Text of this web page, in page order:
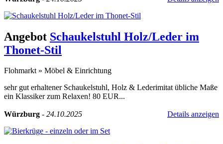
Angebot Schaukelstuhl Holz/Leder im
Thonet-Stil
Flohmarkt » Möbel & Einrichtung
sehr gut erhaltener Schaukelstuhl, Holz & Lederimitat übliche Maße
ein Klassiker zum Relaxen! 80 EUR...
Würzburg - 24.10.2025 Details anzeigen